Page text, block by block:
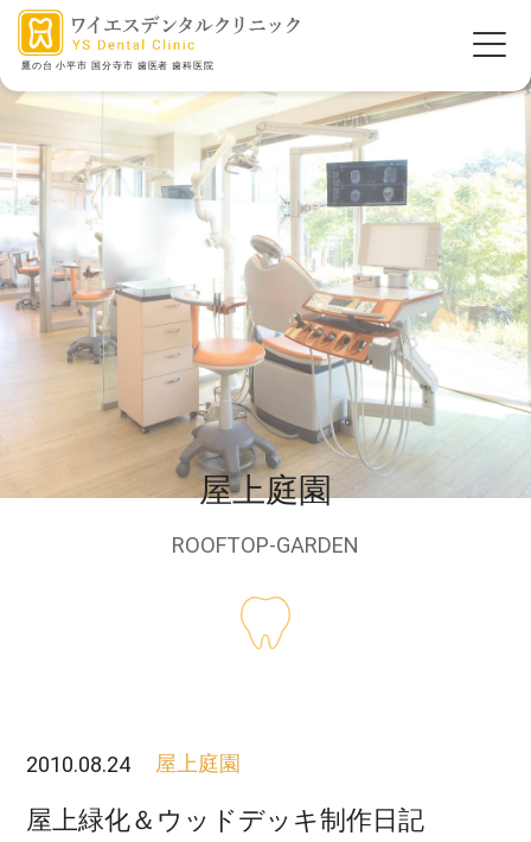
鷹の台 小平市 国分寺市 歯医者 歯科医院
屋上庭園
ROOFTOP-GARDEN
2010.08.24 屋上庭園
屋上緑化＆ウッドデッキ制作日記